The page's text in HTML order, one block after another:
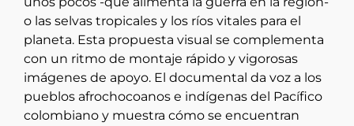
o las selvas tropicales y los ríos vitales para el
planeta. Esta propuesta visual se complementa
con un ritmo de montaje rápido y vigorosas
imágenes de apoyo. El documental da voz a los
pueblos afrochocoanos e indígenas del Pacífico
colombiano y muestra cómo se encuentran